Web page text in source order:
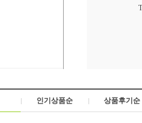
| 인기상품순 | 상품후기순